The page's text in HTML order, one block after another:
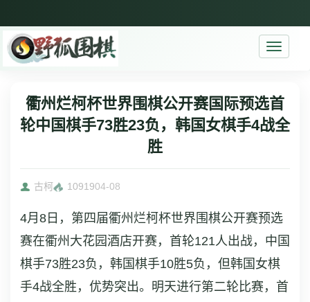
Toggle
衢州烂柯杯世界围棋公开赛国际预选首
轮中国棋手73胜23负，韩国女棋手4战全
胜
古柯 1091904-08
4月8日，第四届衢州烂柯杯世界围棋公开赛预选
赛在衢州大花园酒店开赛，首轮121人出战，中国
棋手73胜23负，韩国棋手10胜5负，但韩国女棋
手4战全胜，优势突出。明天进行第二轮比赛，首